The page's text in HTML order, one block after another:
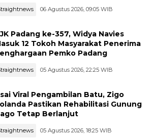
06 Agustus 2026, 09:05 WIB
Padang ke-357, Widya Navies
12 Tokoh Masyarakat Penerima
Pemko Padang
05 Agustus 2026, 22:25 WIB
Viral Pengambilan Batu, Zigo
Pastikan Rehabilitasi Gunung
Tetap Berlanjut
05 Agustus 2026, 18:25 WIB